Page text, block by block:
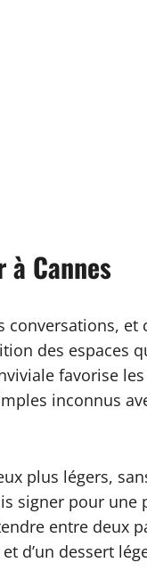
Cannes
conversations,
des espaces
favorise les
inconnus
plus légers,
signer pour une
entre deux
d’un dessert